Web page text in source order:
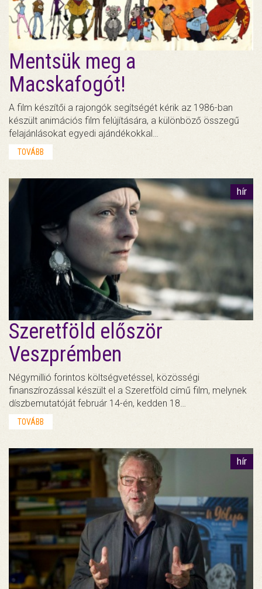
Mentsük meg a
Macskafogót!
A film készítői a rajongók segítségét kérik az 1986-ban
készült animációs film felújítására, a különböző összegű
felajánlásokat egyedi ajándékokkal…
TOVÁBB
hír
Szeretföld először
Veszprémben
Négymillió forintos költségvetéssel, közösségi
finanszírozással készült el a Szeretföld című film, melynek
díszbemutatóját február 14-én, kedden 18…
TOVÁBB
hír